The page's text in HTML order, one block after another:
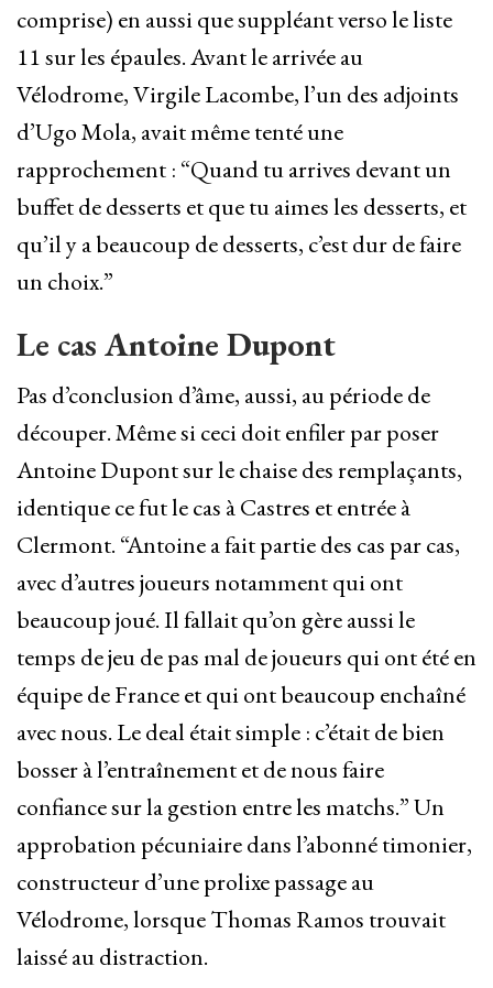
comprise) en aussi que suppléant verso le liste
11 sur les épaules. Avant le arrivée au
Vélodrome, Virgile Lacombe, l’un des adjoints
d’Ugo Mola, avait même tenté une
rapprochement : “Quand tu arrives devant un
buffet de desserts et que tu aimes les desserts, et
qu’il y a beaucoup de desserts, c’est dur de faire
un choix.”
Le cas Antoine Dupont
Pas d’conclusion d’âme, aussi, au période de
découper. Même si ceci doit enfiler par poser
Antoine Dupont sur le chaise des remplaçants,
identique ce fut le cas à Castres et entrée à
Clermont. “Antoine a fait partie des cas par cas,
avec d’autres joueurs notamment qui ont
beaucoup joué. Il fallait qu’on gère aussi le
temps de jeu de pas mal de joueurs qui ont été en
équipe de France et qui ont beaucoup enchaîné
avec nous. Le deal était simple : c’était de bien
bosser à l’entraînement et de nous faire
confiance sur la gestion entre les matchs.” Un
approbation pécuniaire dans l’abonné timonier,
constructeur d’une prolixe passage au
Vélodrome, lorsque Thomas Ramos trouvait
laissé au distraction.